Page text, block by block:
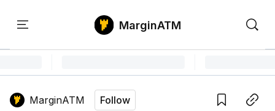
Home
MarginATM
MarginATM Follow